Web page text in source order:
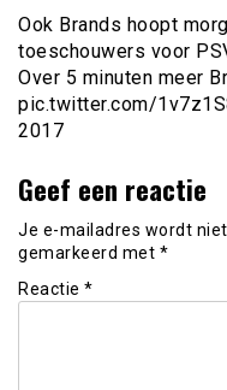
Ook Brands hoopt
toeschouwers voor
Over 5 minuten meer
pic.twitter.com/
2017
Geef een reactie
Je e-mailadres wordt
gemarkeerd met *
Reactie *